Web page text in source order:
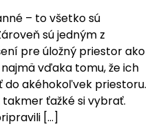
– to všetko sú
sú jedným z
pre úložný priestor ako
vďaka tomu, že ich
do akéhokoľvek priestoru.
ťažké si vybrať.
[…]